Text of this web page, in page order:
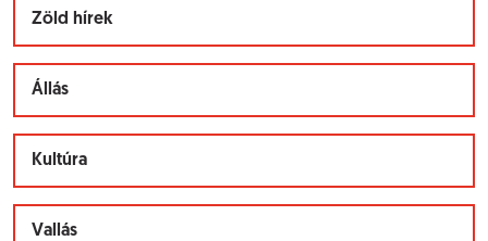
Zöld hírek
Állás
Kultúra
Vallás